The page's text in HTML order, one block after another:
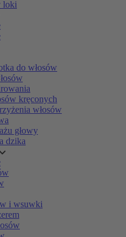
loki
do włosów
kręconych
włosów
głowy
dzika
i wsuwki